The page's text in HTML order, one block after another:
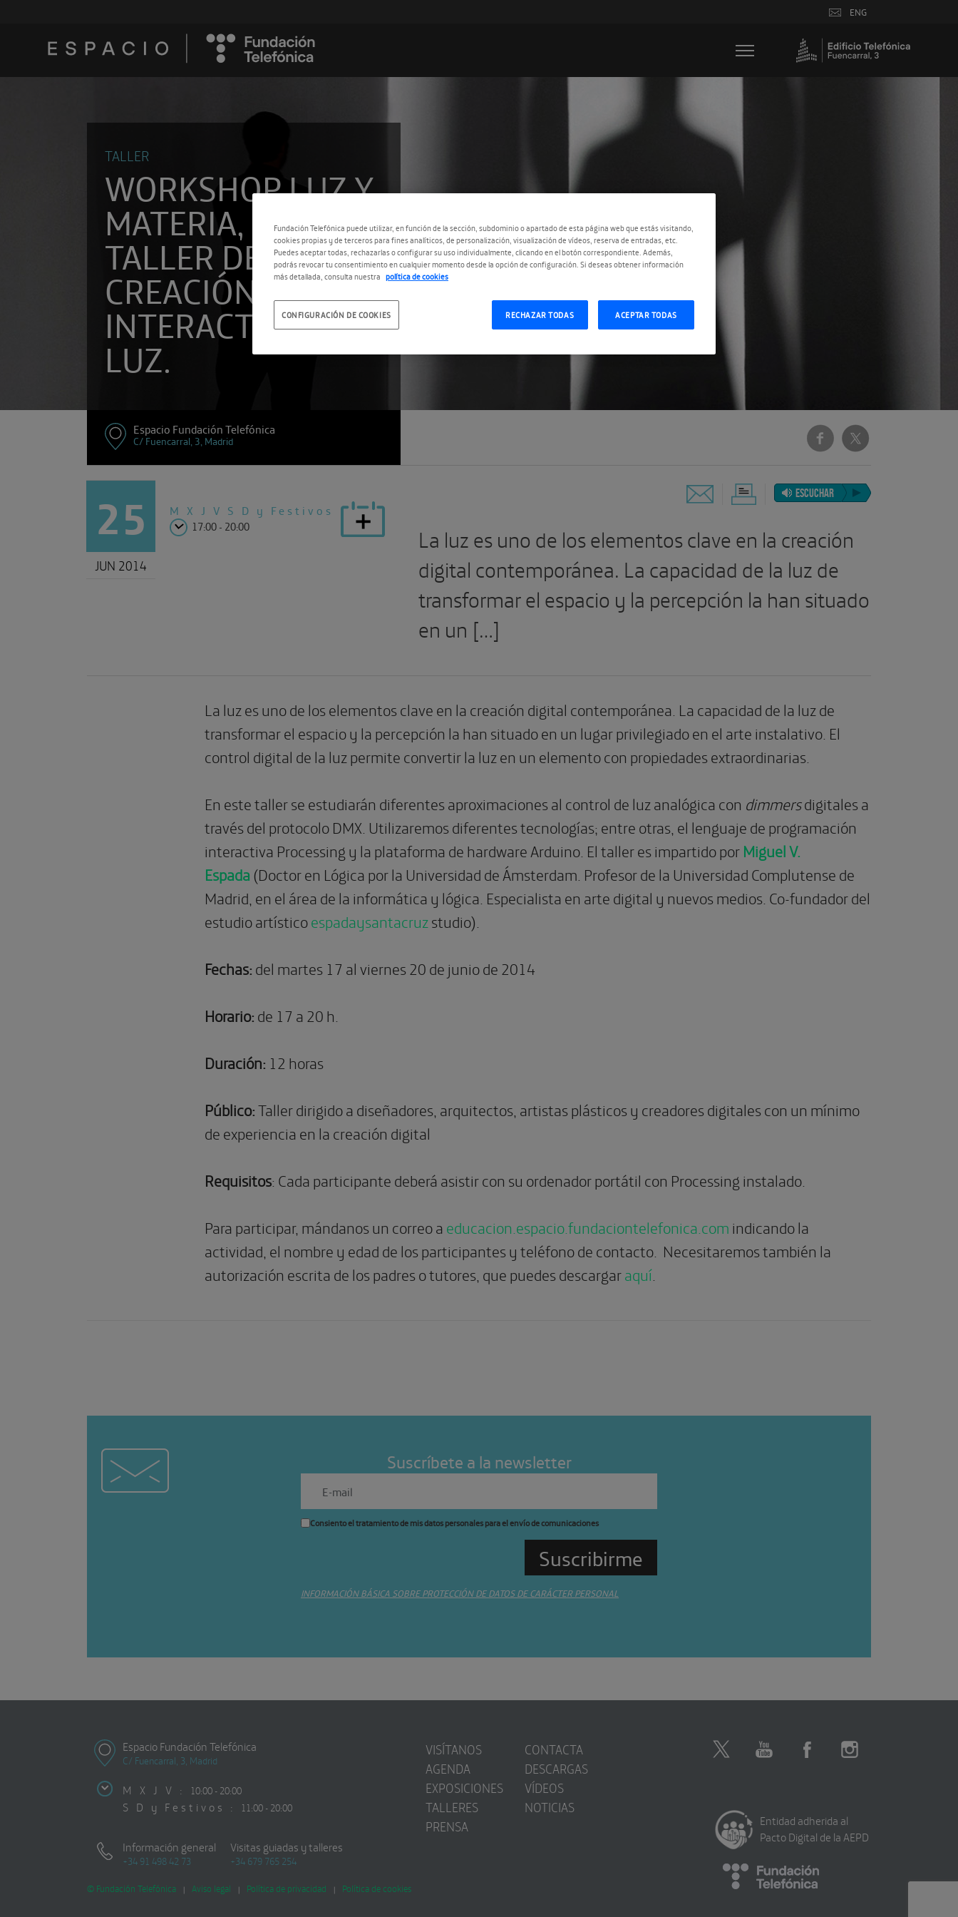
ENG
TALLER
WORKSHOP LUZ Y
MATERIA, UN
TALLER DE
CREACIÓN
INTERACTIVA CON
LUZ.
Espacio Fundación Telefónica
C/ Fuencarral, 3, Madrid
25
JUN 2014
M X J V S D y Festivos
17:00 - 20:00
ESCUCHAR
La luz es uno de los elementos clave en la creación
digital contemporánea. La capacidad de la luz de
transformar el espacio y la percepción la han situado
en un […]
La luz es uno de los elementos clave en la creación digital contemporánea. La capacidad de la luz de
transformar el espacio y la percepción la han situado en un lugar privilegiado en el arte instalativo. El
control digital de la luz permite convertir la luz en un elemento con propiedades extraordinarias.
En este taller se estudiarán diferentes aproximaciones al control de luz analógica con dimmersdigitales a
través del protocolo DMX. Utilizaremos diferentes tecnologías; entre otras, el lenguaje de programación
interactiva Processing y la plataforma de hardware Arduino. El taller es impartido porMiguel V.
Espada(Doctor en Lógica por la Universidad de Ámsterdam. Profesor de la Universidad Complutense de
Madrid, en el área de la informática y lógica. Especialista en arte digital y nuevos medios. Co-fundador del
estudio artísticoespadaysantacruzstudio).
Fechas:del martes 17 al viernes 20 de junio de 2014
Horario:de 17 a 20 h.
Duración: 12 horas
Público:Taller dirigido a diseñadores, arquitectos, artistas plásticos y creadores digitales con un mínimo
de experiencia en la creación digital
Requisitos: Cada participante deberá asistir con su ordenador portátil con Processing instalado.
Para participar, mándanos un correo a educacion.espacio.fundaciontelefonica.comindicando la
actividad, el nombre y edad de los participantes y teléfono de contacto. Necesitaremos también la
autorización escrita de los padres o tutores, que puedes descargaraquí
Suscríbete a la newsletter
Consiento el tratamiento de mis datos personales para el envío de comunicaciones
INFORMACIÓN BÁSICA SOBRE PROTECCIÓN DE DATOS DE CARÁCTER PERSONAL
Espacio Fundación Telefónica
C/ Fuencarral, 3, Madrid
M X J V : 10:00 - 20:00
S D y Festivos : 11:00 - 20:00
Información general
+34 91 498 42 73
Visitas guiadas y talleres
+34 679 765 254
VISÍTANOS
AGENDA
EXPOSICIONES
TALLERES
PRENSA
CONTACTA
DESCARGAS
VÍDEOS
NOTICIAS
© Fundación Telefónica | Aviso legal | Política de privacidad | Política de cookies
Entidad adherida al
Pacto Digital de la AEPD
Fundación Telefónica puede utilizar, en función de la sección, subdominio o apartado de esta página web que estás visitando,
cookies propias y de terceros para fines analíticos, de personalización, visualización de vídeos, reserva de entradas, etc.
Puedes aceptar todas, rechazarlas o configurar su uso individualmente, clicando en el botón correspondiente. Además,
podrás revocar tu consentimiento en cualquier momento desde la opción de configuración. Si deseas obtener información
más detallada, consulta nuestra política de cookies
RECHAZAR TODAS ACEPTAR TODAS
CONFIGURACIÓN DE COOKIES